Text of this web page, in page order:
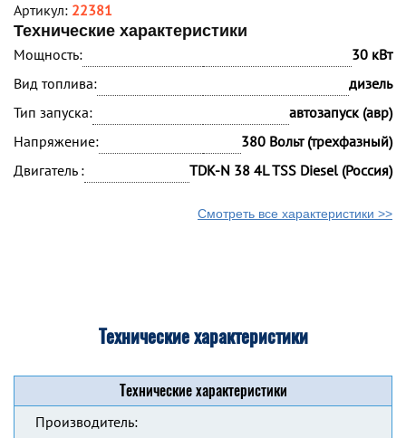
Артикул: 22381
Технические характеристики
Мощность:
30 кВт
Вид топлива:
дизель
Тип запуска:
автозапуск (авр)
Напряжение:
380 Вольт (трехфазный)
Двигатель :
TDK-N 38 4L TSS Diesel (Россия)
Смотреть все характеристики >>
Технические характеристики
Технические характеристики
Производитель: